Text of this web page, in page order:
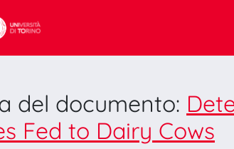
del documento:
Fed to Dairy Cows